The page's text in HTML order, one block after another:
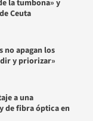
la tumbona» y
Ceuta
no apagan los
y priorizar»
a una
de fibra óptica en